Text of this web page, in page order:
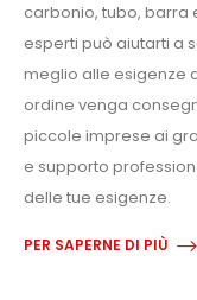
carbonio, tubo, barra
esperti può aiutarti a
meglio alle esigenze
ordine venga
piccole imprese ai
e supporto
delle tue esigenze.
PER SAPERNE DI PIÙ